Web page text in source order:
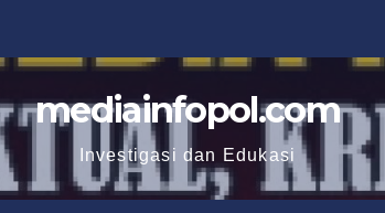
mediainfopol.com
Investigasi dan Edukasi